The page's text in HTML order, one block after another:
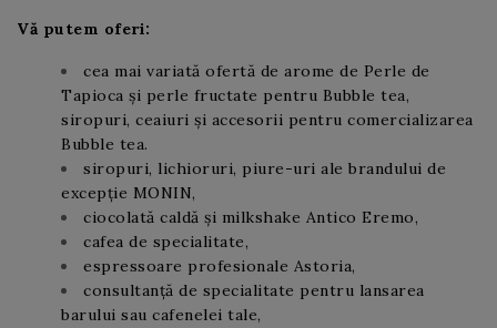
Vă putem oferi:
cea mai variată ofertă de arome de Perle de
Tapioca și perle fructate pentru Bubble tea,
siropuri, ceaiuri și accesorii pentru comercializarea
Bubble tea.
siropuri, lichioruri, piure-uri ale brandului de
excepție MONIN,
ciocolată caldă și milkshake Antico Eremo,
cafea de specialitate,
espressoare profesionale Astoria,
consultanță de specialitate pentru lansarea
barului sau cafenelei tale,